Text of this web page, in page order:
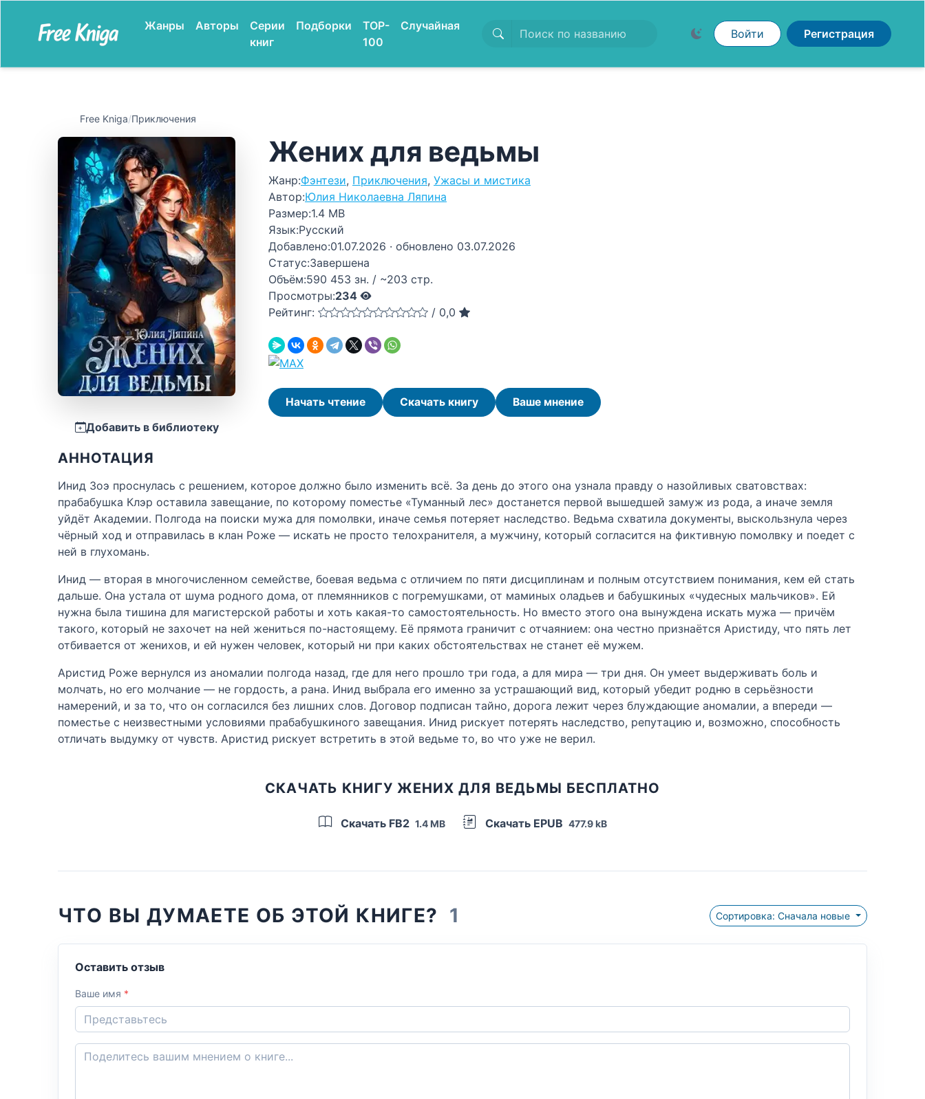
Жанры Авторы
Серии
книг
Подборки
TOP-
100
Случайная
Войти Регистрация
Free Kniga/Приключения
Добавить в библиотеку
Жених для ведьмы
Жанр:Фэнтези, Приключения, Ужасы и мистика
Автор:Юлия Николаевна Ляпина
Размер:1.4 MB
Язык:Русский
Добавлено:01.07.2026 · обновлено 03.07.2026
Статус:Завершена
Объём:590 453 зн. / ~203 стр.
Просмотры:234
Рейтинг:
/ 0,0
Начать чтение Скачать книгу Ваше мнение
АННОТАЦИЯ
Инид Зоэ проснулась с решением, которое должно было изменить всё. За день до этого она узнала правду о назойливых сватовствах:
прабабушка Клэр оставила завещание, по которому поместье «Туманный лес» достанется первой вышедшей замуж из рода, а иначе земля
уйдёт Академии. Полгода на поиски мужа для помолвки, иначе семья потеряет наследство. Ведьма схватила документы, выскользнула через
чёрный ход и отправилась в клан Роже — искать не просто телохранителя, а мужчину, который согласится на фиктивную помолвку и поедет с
ней в глухомань.
Инид — вторая в многочисленном семействе, боевая ведьма с отличием по пяти дисциплинам и полным отсутствием понимания, кем ей стать
дальше. Она устала от шума родного дома, от племянников с погремушками, от маминых оладьев и бабушкиных «чудесных мальчиков». Ей
нужна была тишина для магистерской работы и хоть какая-то самостоятельность. Но вместо этого она вынуждена искать мужа — причём
такого, который не захочет на ней жениться по-настоящему. Её прямота граничит с отчаянием: она честно признаётся Аристиду, что пять лет
отбивается от женихов, и ей нужен человек, который ни при каких обстоятельствах не станет её мужем.
Аристид Роже вернулся из аномалии полгода назад, где для него прошло три года, а для мира — три дня. Он умеет выдерживать боль и
молчать, но его молчание — не гордость, а рана. Инид выбрала его именно за устрашающий вид, который убедит родню в серьёзности
намерений, и за то, что он согласился без лишних слов. Договор подписан тайно, дорога лежит через блуждающие аномалии, а впереди —
поместье с неизвестными условиями прабабушкиного завещания. Инид рискует потерять наследство, репутацию и, возможно, способность
отличать выдумку от чувств. Аристид рискует встретить в этой ведьме то, во что уже не верил.
СКАЧАТЬ КНИГУ ЖЕНИХ ДЛЯ ВЕДЬМЫ БЕСПЛАТНО
Скачать FB2 1.4 MB Скачать EPUB 477.9 kB
ЧТО ВЫ ДУМАЕТЕ ОБ ЭТОЙ КНИГЕ? 1 Сортировка: Сначала новые
Оставить отзыв
Ваше имя *